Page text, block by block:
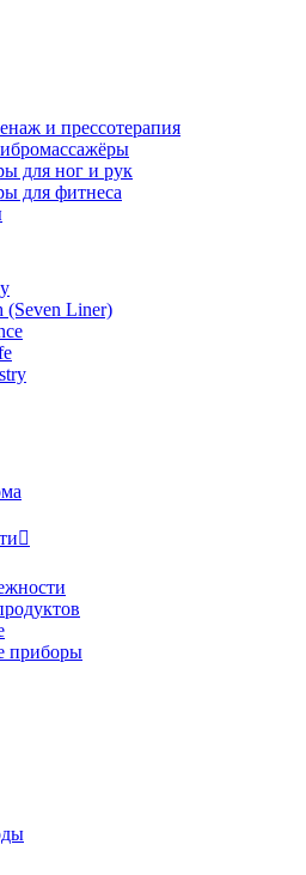
и прессотерапия
для ног и рук
для фитнеса
(Seven Liner)
приборы